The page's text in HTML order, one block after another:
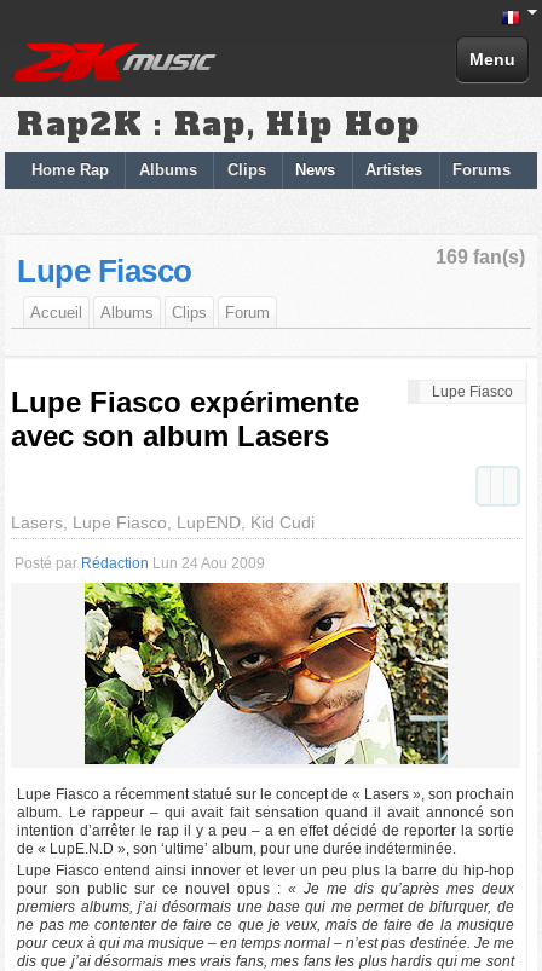
Menu
Rap2K : Rap, Hip Hop
Home Rap Albums Clips News Artistes Forums
169 fan(s)
Lupe Fiasco
Accueil Albums Clips Forum
Lupe Fiasco
Lupe Fiasco expérimente
avec son album Lasers
Lasers, Lupe Fiasco, LupEND, Kid Cudi
Posté par Rédaction Lun 24 Aou 2009
Lupe Fiasco a récemment statué sur le concept de « Lasers », son prochain
album. Le rappeur – qui avait fait sensation quand il avait annoncé son
intention d’arrêter le rap il y a peu – a en effet décidé de reporter la sortie
de « LupE.N.D », son ‘ultime’ album, pour une durée indéterminée.
Lupe Fiasco entend ainsi innover et lever un peu plus la barre du hip-hop
pour son public sur ce nouvel opus : « Je me dis qu’après mes deux
premiers albums, j’ai désormais une base qui me permet de bifurquer, de
ne pas me contenter de faire ce que je veux, mais de faire de la musique
pour ceux à qui ma musique – en temps normal – n’est pas destinée. Je me
dis que j’ai désormais mes vrais fans, mes fans les plus hardis qui me sont